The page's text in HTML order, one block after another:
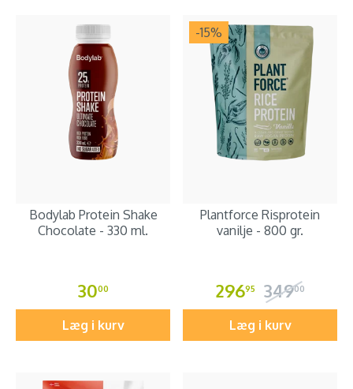
Bodylab Protein Shake
Chocolate - 330 ml.
3000
Læg i kurv
-15%
Plantforce Risprotein
vanilje - 800 gr.
29695 34900
Læg i kurv